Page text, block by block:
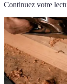
Continuez votre